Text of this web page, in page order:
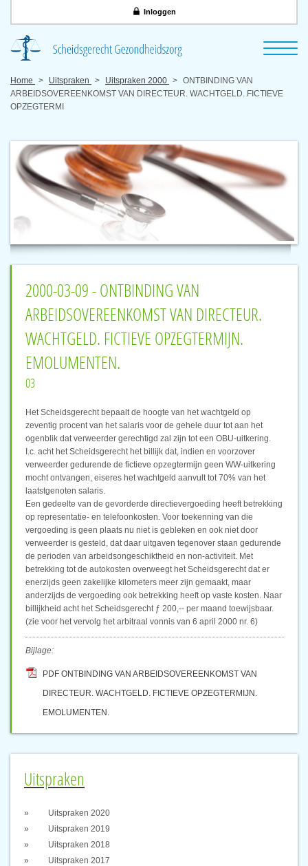
Inloggen
Home Uitspraken Uitspraken 2000
ONTBINDING VAN
ARBEIDSOVEREENKOMST VAN DIRECTEUR. WACHTGELD. FICTIEVE
OPZEGTERMI
Uitspraken
Uitspraken 2020
Uitspraken 2019
Uitspraken 2018
Uitspraken 2017
2000-03-09 - ONTBINDING VAN
ARBEIDSOVEREENKOMST VAN DIRECTEUR.
WACHTGELD. FICTIEVE OPZEGTERMIJN.
EMOLUMENTEN.
03
Het Scheidsgerecht bepaalt de hoogte van het wachtgeld op
zeventig procent van het salaris voor de gehele duur tot aan het
ogenblik dat verweerder gerechtigd zal zijn tot een OBU-uitkering.
I.c. acht het Scheidsgerecht het billijk dat, indien en voorzover
verweerder gedurende de fictieve opzegtermijn geen WW-uitkering
mocht ontvangen, eiseres het wachtgeld aanvult tot 70% van het
laatstgenoten salaris.
Een gedeelte van de gevorderde directievergoeding heeft betrekking
op representatie- en telefoonkosten. Voor toekenning van die
vergoeding is geen plaats nu niet is gebleken en ook niet door
verweerder is gesteld, dat daar uitgaven tegenover staan gedurende
de perioden van arbeidsongeschiktheid en non-activiteit. Met
betrekking tot de autokosten overweegt het Scheidsgerecht dat er
enerzijds geen zakelijke kilometers meer zijn gemaakt, maar
anderzijds de vergoeding ook betrekking heeft op vaste kosten. Naar
billijkheid acht het Scheidsgerecht ƒ 200,-- per maand toewijsbaar.
(zie voor het vervolg het arbitraal vonnis van 6 april 2000 nr. 6)
Bijlage:
PDF ONTBINDING VAN ARBEIDSOVEREENKOMST VAN
DIRECTEUR. WACHTGELD. FICTIEVE OPZEGTERMIJN.
EMOLUMENTEN.